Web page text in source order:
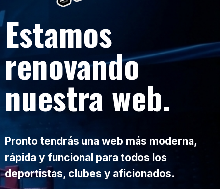
Estamos
renovando
nuestra web.
Pronto tendrás una web más moderna,
rápida y funcional para todos los
deportistas, clubes y aficionados.